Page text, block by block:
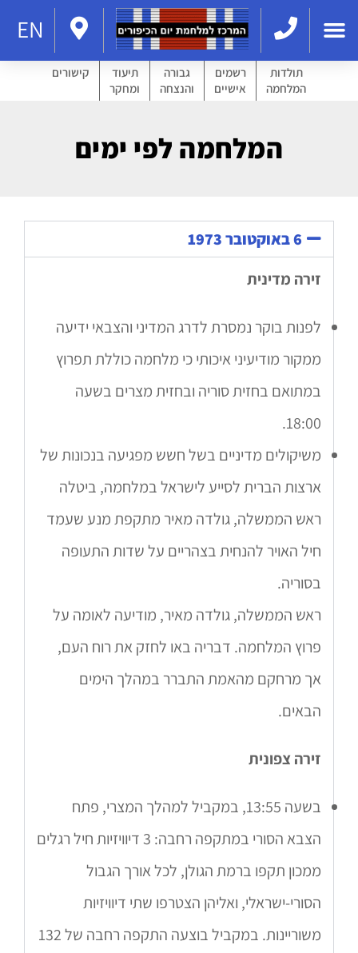
EN
תולדות
המלחמה
רשמים
אישיים
גבורה
והנצחה
תיעוד
ומחקר
קישורים
המלחמה לפי ימים
6 באוקטובר 1973
זירה מדינית
לפנות בוקר נמסרת לדרג המדיני והצבאי ידיעה
ממקור מודיעיני איכותי כי מלחמה כוללת תפרוץ
במתואם בחזית סוריה ובחזית מצרים בשעה
18:00.
משיקולים מדיניים בשל חשש מפגיעה בנכונות של
ארצות הברית לסייע לישראל במלחמה, ביטלה
ראש הממשלה, גולדה מאיר מתקפת מנע שעמד
חיל האויר להנחית בצהריים על שדות התעופה
בסוריה.
ראש הממשלה, גולדה מאיר, מודיעה לאומה על
פרוץ המלחמה. דבריה באו לחזק את רוח העם,
אך מרחקם מהאמת התברר במהלך הימים
הבאים.
זירה צפונית
בשעה 13:55, במקביל למהלך המצרי, פתח
הצבא הסורי במתקפה רחבה: 3 דיוויזיות חיל רגלים
ממכון תקפו ברמת הגולן, לכל אורך הגבול
הסורי-ישראלי, ואליהן הצטרפו שתי דיוויזיות
משוריינות. במקביל בוצעה התקפה רחבה של 132